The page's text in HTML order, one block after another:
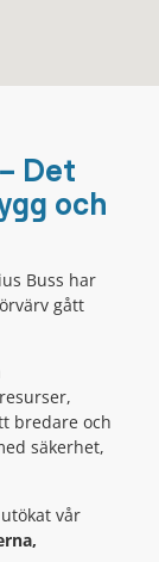
Det
och
Buss har
gått
bredare och
säkerhet,
vår